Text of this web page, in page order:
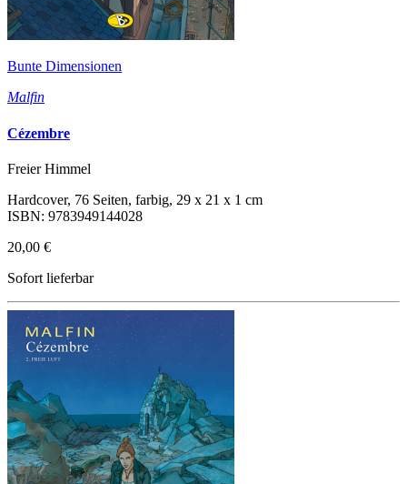
Bunte Dimensionen
Malfin
Cézembre
Freier Himmel
Hardcover, 76 Seiten, farbig, 29 x 21 x 1 cm
ISBN: 9783949144028
20,00 €
Sofort lieferbar